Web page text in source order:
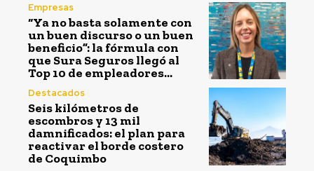
Empresas
“Ya no basta solamente con
un buen discurso o un buen
beneficio”: la fórmula con
que Sura Seguros llegó al
Top 10 de empleadores...
Destacados
Seis kilómetros de
escombros y 13 mil
damnificados: el plan para
reactivar el borde costero
de Coquimbo